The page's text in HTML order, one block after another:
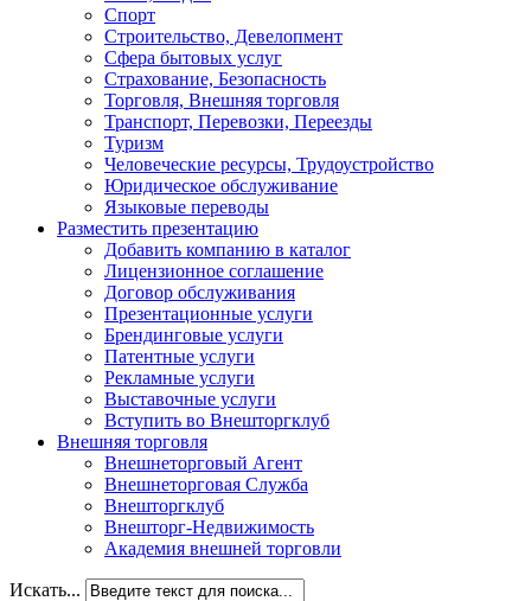
Спорт
Строительство, Девелопмент
Сфера бытовых услуг
Страхование, Безопасность
Торговля, Внешняя торговля
Транспорт, Перевозки, Переезды
Туризм
Человеческие ресурсы, Трудоустройство
Юридическое обслуживание
Языковые переводы
Разместить презентацию
Добавить компанию в каталог
Лицензионное соглашение
Договор обслуживания
Презентационные услуги
Брендинговые услуги
Патентные услуги
Рекламные услуги
Выставочные услуги
Вступить во Внешторгклуб
Внешняя торговля
Внешнеторговый Агент
Внешнеторговая Служба
Внешторгклуб
Внешторг-Недвижимость
Академия внешней торговли
Искать...